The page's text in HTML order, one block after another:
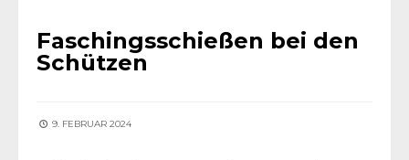
Faschingsschießen bei den
Schützen
9. FEBRUAR 2024